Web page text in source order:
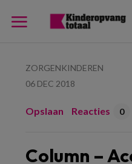
ZORGENKINDEREN
06 DEC 2018
Opslaan Reacties 0
Column –